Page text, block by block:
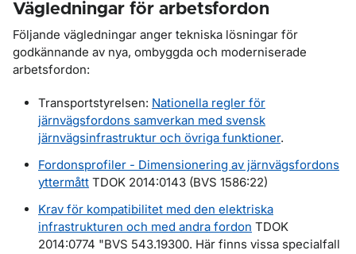
Vägledningar för arbetsfordon
Följande vägledningar anger tekniska lösningar för
godkännande av nya, ombyggda och moderniserade
arbetsfordon:
Transportstyrelsen: Nationella regler för
järnvägsfordons samverkan med svensk
järnvägsinfrastruktur och övriga funktioner.
Fordonsprofiler - Dimensionering av järnvägsfordons
yttermått TDOK 2014:0143 (BVS 1586:22)
Krav för kompatibilitet med den elektriska
infrastrukturen och med andra fordon TDOK
2014:0774 "BVS 543.19300. Här finns vissa specialfall